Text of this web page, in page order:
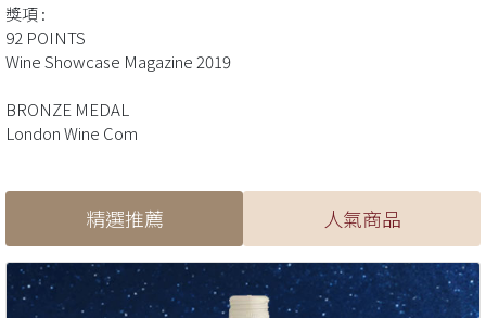
獎項 :
92 POINTS
Wine Showcase Magazine 2019
BRONZE MEDAL
London Wine Com
精選推薦 人氣商品